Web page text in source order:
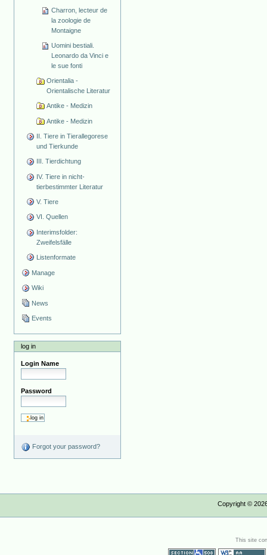
Charron, lecteur de
la zoologie de
Montaigne
Uomini bestiali.
Leonardo da Vinci e
le sue fonti
Orientalia -
Orientalische Literatur
Antike - Medizin
Antike - Medizin
II. Tiere in Tierallegorese
und Tierkunde
III. Tierdichtung
IV. Tiere in nicht-
tierbestimmter Literatur
V. Tiere
VI. Quellen
Interimsfolder:
Zweifelsfälle
Listenformate
Manage
Wiki
News
Events
log in
Login Name
Password
Forgot your password?
Copyright ©
This site